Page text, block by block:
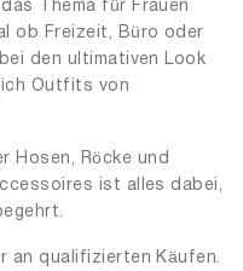
Thema für Frauen
ob Freizeit, Büro oder
den ultimativen Look
Outfits von
Hosen, Röcke und
ist alles dabei,
an qualifizierten Käufen.